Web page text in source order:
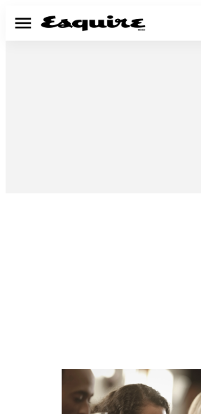
Menú